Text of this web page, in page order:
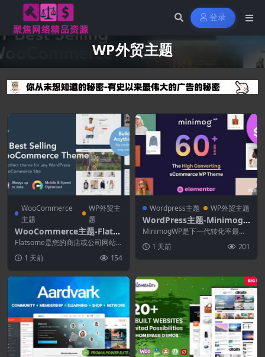
登录
WP外贸主题
WooCommerce
主题
WP外贸主
题
WooCommerce主题-Flatso
me 3.20.9–多用途响应式Wo
oCommerce主题
Flatsome是您的商店或公司网站
自由职业者，则...
1 天前 154
Wordpress主题 WP外贸主题
WordPress主题-Minimog
WP 4.1.7–高转化率电子商务
WordPress主题
MinimogWP是下一代转化率最高
您几...1 天前 201